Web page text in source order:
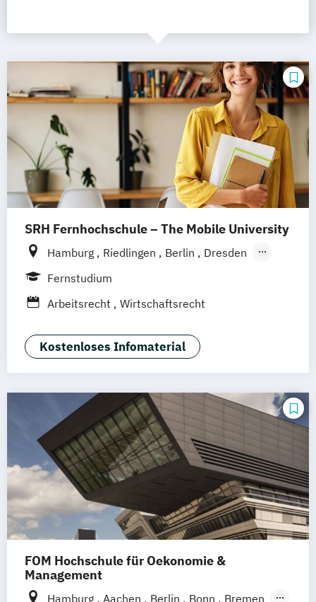
SRH Fernhochschule – The Mobile University
Hamburg Riedlingen Berlin
Dresden
Düsseldorf
Mannheim
Wertheim Wien
Frankfurt am Main Hamm Zürich
Fernstudium
Arbeitsrecht
Wirtschaftsrecht
Kostenloses Infomaterial
FOM Hochschule für Oekonomie &
Management
Hamburg Aachen Berlin Bonn
Bremen